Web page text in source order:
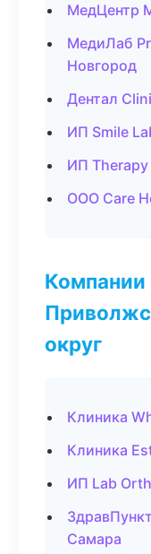
МедЦентр
МедиЛаб
Новгород
Дентал
ИП Smile
ИП
ООО Care
Компании
округ
Клиника
Клиника
ИП Lab
Самара